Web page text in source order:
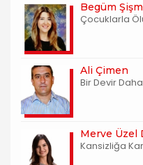
Begüm
Çocuklarla
Ali Çimen
Bir Devir
Merve Üzel
Kansizliğa